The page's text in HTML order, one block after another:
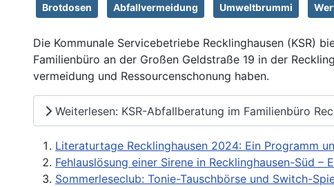
Brotdosen Abfallvermeidung Umweltbrummi
Die Kommunale Servicebetriebe Recklinghausen (KSR)
Familienbüro an der Großen Geldstraße 19 in der
vermeidung und Ressourcenschonung haben.
Weiterlesen: KSR-Abfallberatung im Familienbüro
Literaturtage Recklinghausen 2024: Ein Programm
Fehlauslösung einer Sirene in Recklinghausen-Süd –
Sommerleseclub: Tonie-Tauschbörse und Switch-